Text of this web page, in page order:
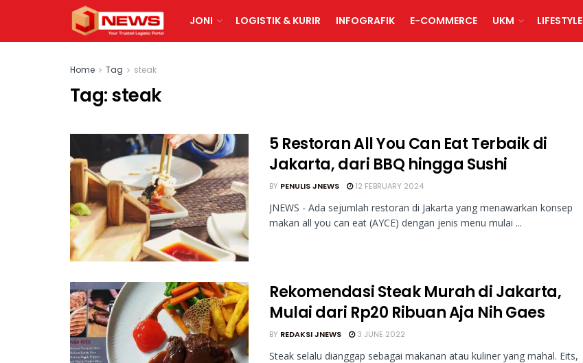
JONI LOGISTIK & KURIR INFOGRAFIK E-COMMERCE UKM LIFESTYLE
Home Tag steak
Tag:steak
5 Restoran All You Can Eat Terbaik di
Jakarta, dari BBQ hingga Sushi
BY PENULIS JNEWS 12 FEBRUARY 2024
JNEWS - Ada sejumlah restoran di Jakarta yang menawarkan konsep
makan all you can eat (AYCE) dengan jenis menu mulai ...
Rekomendasi Steak Murah di Jakarta,
Mulai dari Rp20 Ribuan Aja Nih Gaes
BY REDAKSI JNEWS 3 JUNE 2022
Steak selalu dianggap sebagai makanan atau kuliner yang mahal. Eits,